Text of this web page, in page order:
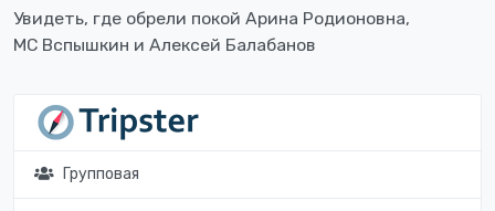
Увидеть, где обрели покой Арина Родионовна,
МС Вспышкин и Алексей Балабанов
Групповая